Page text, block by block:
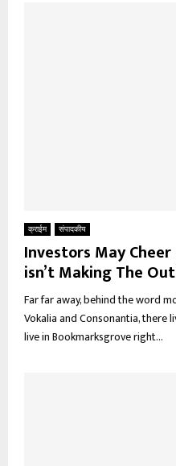
क्राईम संपादकीय
Investors May
isn’t Making The
Far far away, behind the word
Vokalia and Consonantia, there
live in Bookmarksgrove right...